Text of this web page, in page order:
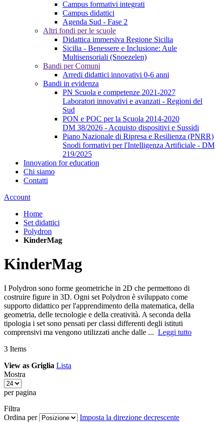
Campus formativi integrati
Campus didattici
Agenda Sud - Fase 2
Altri fondi per le scuole
Didattica immersiva Regione Sicilia
Sicilia - Benessere e Inclusione: Aule
Multisensoriali (Snoezelen)
Bandi per Comuni
Arredi didattici innovativi 0-6 anni
Bandi in evidenza
PN Scuola e competenze 2021-2027
Laboratori innovativi e avanzati - Regioni del
Sud
PON e POC per la Scuola 2014-2020
DM 38/2026 - Acquisto dispositivi e Sussidi
Piano Nazionale di Ripresa e Resilienza (PNRR)
Snodi formativi per l'Intelligenza Artificiale - DM
219/2025
Innovation for education
Chi siamo
Contatti
Account
Home
Set didattici
Polydron
KinderMag
KinderMag
I Polydron sono forme geometriche in 2D che permettono di
costruire figure in 3D. Ogni set Polydron è sviluppato come
supporto didattico per l'apprendimento della matematica, della
geometria, delle tecnologie e della creatività. A seconda della
tipologia i set sono pensati per classi differenti degli istituti
comprensivi ma vengono utilizzati anche dalle ... Leggi tutto
3 Items
View as Griglia Lista
Mostra
per pagina
Filtra
Ordina per
Imposta la direzione decrescente